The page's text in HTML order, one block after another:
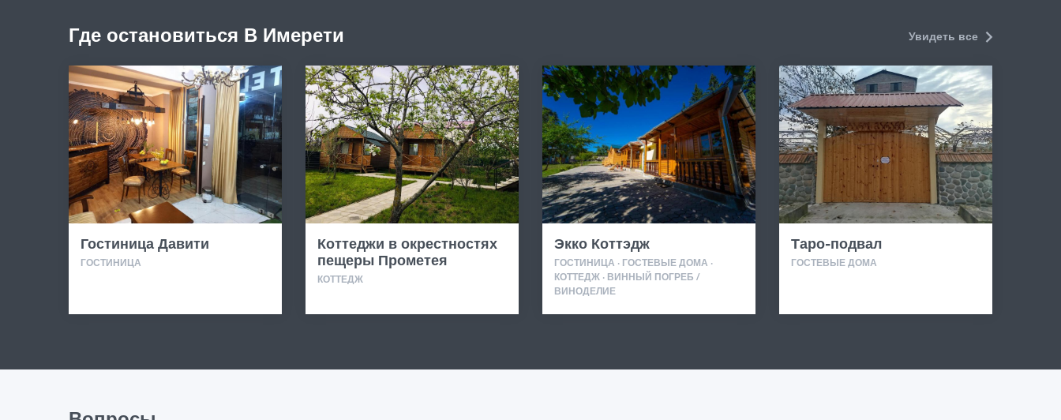
Где остановиться В Имерети Увидеть все
Гостиница Давити
ГОСТИНИЦА
Коттеджи в окрестностях
пещеры Прометея
КОТТЕДЖ
Экко Коттэдж
ГОСТИНИЦА · ГОСТЕВЫЕ ДОМА ·
КОТТЕДЖ · ВИННЫЙ ПОГРЕБ /
ВИНОДЕЛИЕ
Таро-подвал
ГОСТЕВЫЕ ДОМА